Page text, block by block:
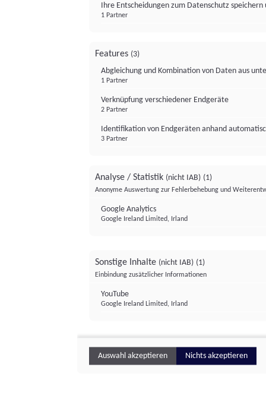
Ihre Entscheidungen zum Datenschutz
1 Partner
Features (3)
Abgleichung und Kombination von Daten aus
1 Partner
Verknüpfung verschiedener Endgeräte
2 Partner
Identifikation von Endgeräten anhand
3 Partner
Analyse / Statistik (nicht IAB) (1)
Anonyme Auswertung zur Fehlerbehebung und
Google Analytics
Google Ireland Limited, Irland
Sonstige Inhalte (nicht IAB) (1)
Einbindung zusätzlicher Informationen
YouTube
Google Ireland Limited, Irland
Auswahl akzeptieren Nichts akzeptieren